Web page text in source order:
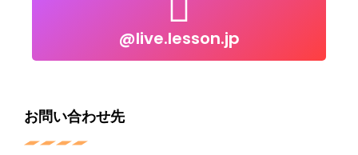
@live.lesson.jp
@live.lesson.jp
クリックしてください
お問い合わせ先